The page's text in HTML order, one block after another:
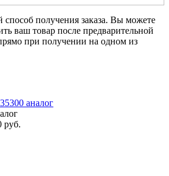
получения заказа. Вы можете
ваш товар после предварительной
при получении на одном из
руб.